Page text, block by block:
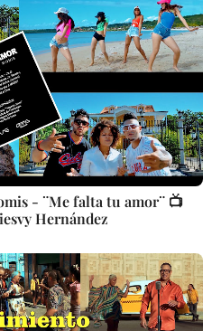
- ¨Me falta tu amor¨ 📺
Hernández